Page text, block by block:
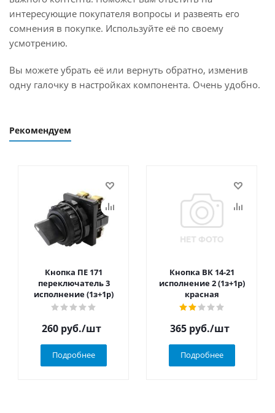
интересующие покупателя вопросы и развеять его
сомнения в покупке. Используйте её по своему
усмотрению.
Вы можете убрать её или вернуть обратно, изменив
одну галочку в настройках компонента. Очень удобно.
Рекомендуем
Кнопка ПЕ 171
переключатель 3
исполнение (1з+1р)
260 руб./шт
Подробнее
Кнопка ВК 14-21
исполнение 2 (1з+1р)
красная
365 руб./шт
Подробнее